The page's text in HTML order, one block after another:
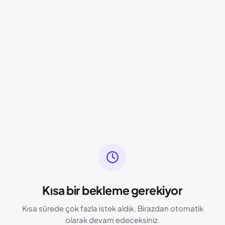
Kısa bir bekleme gerekiyor
Kısa sürede çok fazla istek aldık. Birazdan otomatik
olarak devam edeceksiniz.